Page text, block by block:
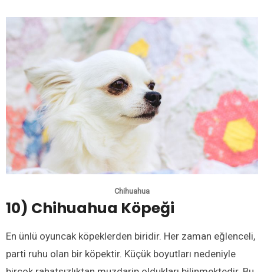
Chihuahua
10) Chihuahua Köpeği
En ünlü oyuncak köpeklerden biridir. Her zaman eğlenceli,
parti ruhu olan bir köpektir. Küçük boyutları nedeniyle